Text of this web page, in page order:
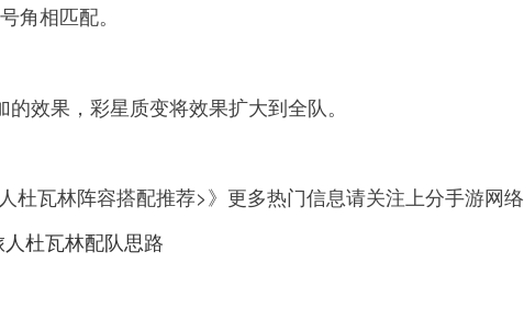
角相匹配。
效果，彩星质变将效果扩大到全队。
杜瓦林阵容搭配推荐>》更多热门信息请关注上分手游网络
杜瓦林配队思路